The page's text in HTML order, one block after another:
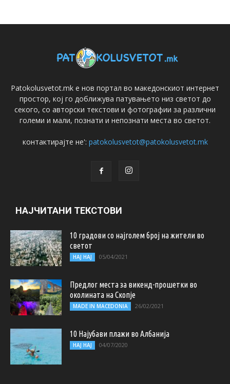
Patokolusvetot.mk е нов портал во македонскиот интернет
простор, кој го доближува патувањето низ светот до
секого, со авторски текстови и фотографии за различни
големи и мали, познати и непознати места во светот.
контактирајте не': patokolusvetot@patokolusvetot.mk
НАЈЧИТАНИ ТЕКСТОВИ
10 градови со најголем број на жители во
светот
НАЈ НАЈ 05/04/2021
Предлог места за викенд-прошетки во
околината на Скопје
MADE IN MACEDONIA 26/02/2021
10 Најубави плажи во Албанија
НАЈ НАЈ 04/07/2020